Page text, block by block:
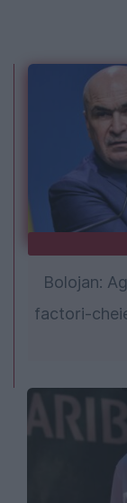
Bolojan:
factori-